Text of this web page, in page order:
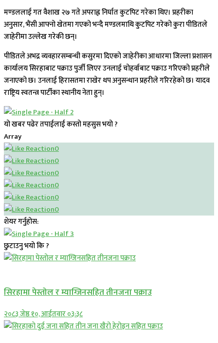
मण्डललाई गत वैशाख २७ गते अपराह्न निर्घात कुटपिट गरेका थिए। प्रहरीका
अनुसार, भैंसी आफ्नो खेतमा गएको भन्दै मण्डलमाथि कुटपिट गरेको कुरा पीडितले
जाहेरीमा उल्लेख गरेकी छन्।
पीडितले अभद्र व्यवहारसम्बन्धी कसुरमा दिएको जाहेरीका आधारमा जिल्ला प्रशासन
कार्यालय सिरहाबाट पक्राउ पुर्जी लिएर उनलाई चोहर्वाबाट पक्राउ गरिएको प्रहरीले
जनाएको छ। उनलाई हिरासतमा राखेर थप अनुसन्धान प्रहरीले गरिरहेको छ। यादव
राष्ट्रिय स्वतन्त्र पार्टीका स्थानीय नेता हुन्।
यो खबर पढेर तपाईलाई कस्तो महसुस भयो ?
Array
0
0
0
0
0
0
शेयर गर्नुहोस:
छुटाउनु भयो कि ?
सिरहामा पेस्तोल र म्याग्जिनसहित तीनजना पक्राउ
२०८३ जेष्ठ १०, आईतवार ०३:३८